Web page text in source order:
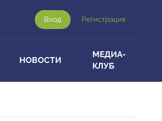
Вход Регистрация
НОВОСТИ
МЕДИА-
КЛУБ